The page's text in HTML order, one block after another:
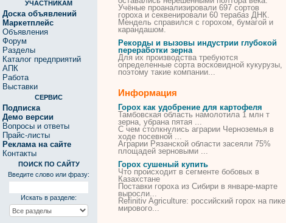
УЧАСТНИКАМ
Доска объявлений
Маркетплейс
Объявления
Форум
Разделы
Каталог предприятий
АПК
Работа
Выставки
СЕРВИС
Подписка
Демо версии
Вопросы и ответы
Прайс-листы
Реклама на сайте
Контакты
ПОИСК ПО САЙТУ
Введите слово или фразу:
Искать в разделе:
Учёные проанализировали 697 сортов
гороха и секвенировали 60 терабаз ДНК.
Мендель справился с горохом, бумагой и
карандашом.
Рекорды и вызовы индустрии глубокой
переработки зерна
Для их производства требуются
определенные сорта восковидной кукурузы,
поэтому такие компании...
Информация
Горох как удобрение для картофеля
Тамбовская область намолотила 1 млн т
зерна, убрана пятая ...
С чем столкнулись аграрии Черноземья в
ходе посевной ...
Аграрии Рязанской области засеяли 75%
площадей зерновыми ...
Горох сушеный купить
Что происходит в сегменте бобовых в
Казахстане
Поставки гороха из Сибири в январе-марте
выросли...
Refinitiv Agriculture: российский горох на пике
мирового...